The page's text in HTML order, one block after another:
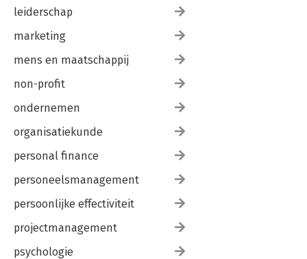
leiderschap
marketing
mens en maatschappij
non-profit
ondernemen
organisatiekunde
personal finance
personeelsmanagement
persoonlijke effectiviteit
projectmanagement
psychologie